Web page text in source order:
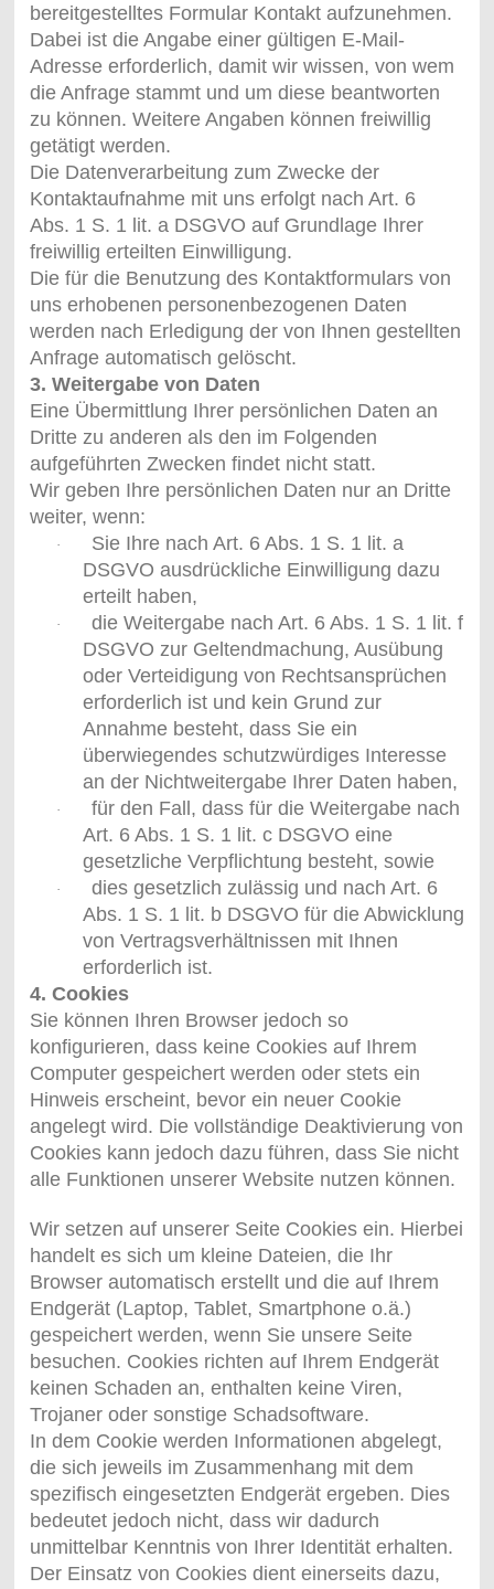
bereitgestelltes Formular Kontakt aufzunehmen.
Dabei ist die Angabe einer gültigen E-Mail-
Adresse erforderlich, damit wir wissen, von wem
die Anfrage stammt und um diese beantworten
zu können. Weitere Angaben können freiwillig
getätigt werden.
Die Datenverarbeitung zum Zwecke der
Kontaktaufnahme mit uns erfolgt nach Art. 6
Abs. 1 S. 1 lit. a DSGVO auf Grundlage Ihrer
freiwillig erteilten Einwilligung.
Die für die Benutzung des Kontaktformulars von
uns erhobenen personenbezogenen Daten
werden nach Erledigung der von Ihnen gestellten
Anfrage automatisch gelöscht.
3. Weitergabe von Daten
Eine Übermittlung Ihrer persönlichen Daten an
Dritte zu anderen als den im Folgenden
aufgeführten Zwecken findet nicht statt.
Wir geben Ihre persönlichen Daten nur an Dritte
weiter, wenn:
·
Sie Ihre nach Art. 6 Abs. 1 S. 1 lit. a
DSGVO ausdrückliche Einwilligung dazu
erteilt haben,
·
die Weitergabe nach Art. 6 Abs. 1 S. 1 lit. f
DSGVO zur Geltendmachung, Ausübung
oder Verteidigung von Rechtsansprüchen
erforderlich ist und kein Grund zur
Annahme besteht, dass Sie ein
überwiegendes schutzwürdiges Interesse
an der Nichtweitergabe Ihrer Daten haben,
·
für den Fall, dass für die Weitergabe nach
Art. 6 Abs. 1 S. 1 lit. c DSGVO eine
gesetzliche Verpflichtung besteht, sowie
·
dies gesetzlich zulässig und nach Art. 6
Abs. 1 S. 1 lit. b DSGVO für die Abwicklung
von Vertragsverhältnissen mit Ihnen
erforderlich ist.
4. Cookies
Sie können Ihren Browser jedoch so
konfigurieren, dass keine Cookies auf Ihrem
Computer gespeichert werden oder stets ein
Hinweis erscheint, bevor ein neuer Cookie
angelegt wird. Die vollständige Deaktivierung von
Cookies kann jedoch dazu führen, dass Sie nicht
alle Funktionen unserer Website nutzen können.
Wir setzen auf unserer Seite Cookies ein. Hierbei
handelt es sich um kleine Dateien, die Ihr
Browser automatisch erstellt und die auf Ihrem
Endgerät (Laptop, Tablet, Smartphone o.ä.)
gespeichert werden, wenn Sie unsere Seite
besuchen. Cookies richten auf Ihrem Endgerät
keinen Schaden an, enthalten keine Viren,
Trojaner oder sonstige Schadsoftware.
In dem Cookie werden Informationen abgelegt,
die sich jeweils im Zusammenhang mit dem
spezifisch eingesetzten Endgerät ergeben. Dies
bedeutet jedoch nicht, dass wir dadurch
unmittelbar Kenntnis von Ihrer Identität erhalten.
Der Einsatz von Cookies dient einerseits dazu,